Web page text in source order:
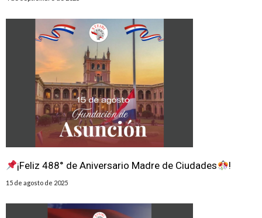
¡Feliz 488° de Aniversario Madre de Ciudades !
15 de agosto de 2025